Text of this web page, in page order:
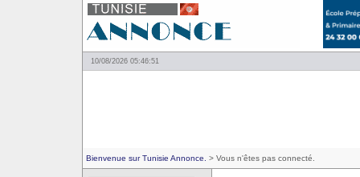
10/08/2026 05:46:51
Bienvenue sur Tunisie Annonce. > Vous n'êtes pas connecté.